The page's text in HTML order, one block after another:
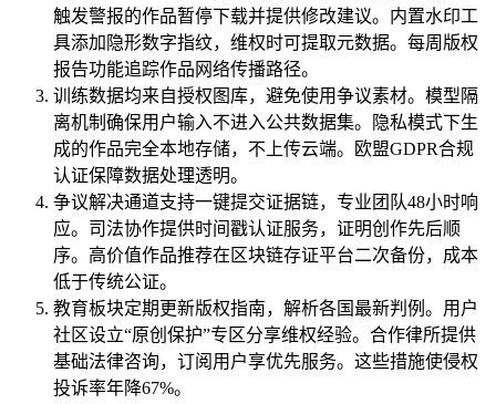
触发警报的作品暂停下载并提供修改建议。内置水印工
具添加隐形数字指纹，维权时可提取元数据。每周版权
报告功能追踪作品网络传播路径。
训练数据均来自授权图库，避免使用争议素材。模型隔
离机制确保用户输入不进入公共数据集。隐私模式下生
成的作品完全本地存储，不上传云端。欧盟GDPR合规
认证保障数据处理透明。
争议解决通道支持一键提交证据链，专业团队48小时响
应。司法协作提供时间戳认证服务，证明创作先后顺
序。高价值作品推荐在区块链存证平台二次备份，成本
低于传统公证。
教育板块定期更新版权指南，解析各国最新判例。用户
社区设立“原创保护”专区分享维权经验。合作律所提供
基础法律咨询，订阅用户享优先服务。这些措施使侵权
投诉率年降67%。